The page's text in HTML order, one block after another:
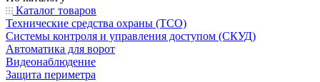
Каталог товаров
Технические средства охраны (ТСО)
Системы контроля и управления доступом (СКУД)
Автоматика для ворот
Видеонаблюдение
Защита периметра